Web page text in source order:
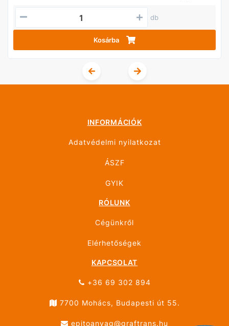
db
Kosárba
INFORMÁCIÓK
Adatvédelmi nyilatkozat
ÁSZF
GYIK
RÓLUNK
Cégünkről
Elérhetőségek
KAPCSOLAT
+36 69 302 894
7700 Mohács, Budapesti út 55.
epitoanyag@graftrans.hu